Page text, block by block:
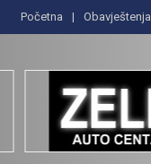
Početna Obavještenja